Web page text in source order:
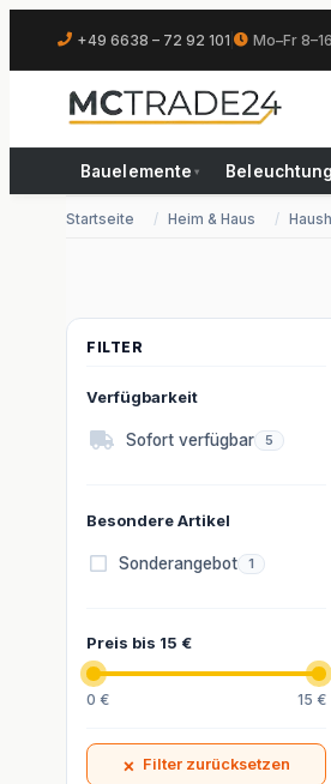
+49 6638 – 72 92 101 Mo–Fr
Bauelemente ▾ Beleuchtung
Startseite Heim & Haus
Verfügbarkeit
Sofort verfügbar 5 Artikel
Besondere Artikel
Sonderangebot 1 Artikel
Preis bis 15 €
0 € 15 €
× Filter zurücksetzen